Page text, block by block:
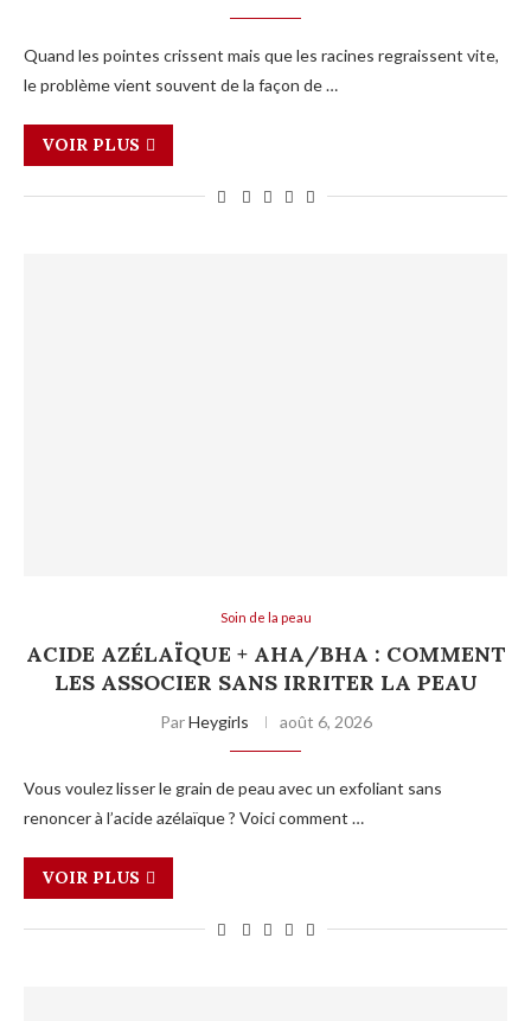
Quand les pointes crissent mais que les racines regraissent vite,
le problème vient souvent de la façon de …
VOIR PLUS
Soin de la peau
ACIDE AZÉLAÏQUE + AHA/BHA : COMMENT
LES ASSOCIER SANS IRRITER LA PEAU
ParHeygirls août 6, 2026
Vous voulez lisser le grain de peau avec un exfoliant sans
renoncer à l’acide azélaïque ? Voici comment …
VOIR PLUS